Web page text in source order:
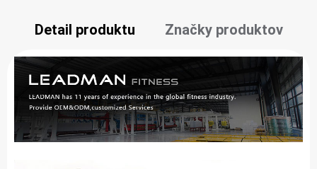
Detail produktu Značky produktov